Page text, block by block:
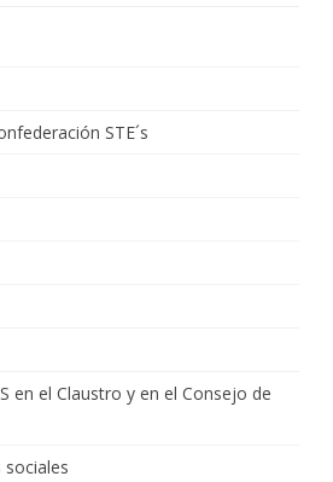
STE´s
en el Claustro y en el Consejo de